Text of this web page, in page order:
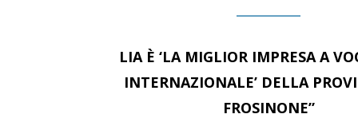
LIA È ‘LA MIGLIOR IMPRESA A
INTERNAZIONALE’ DELLA
FROSINONE”